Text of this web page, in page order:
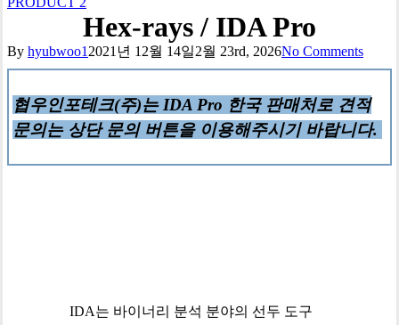
Hex-rays / IDA Pro
By hyubwoo1 2021년 12월 14일2월 23rd, 2026No Comments
협우인포테크(주)는 IDA Pro 한국 판매처로 견적
문의는 상단 문의 버튼을 이용해주시기 바랍니다.
IDA는 바이너리 분석 분야의 선두 도구